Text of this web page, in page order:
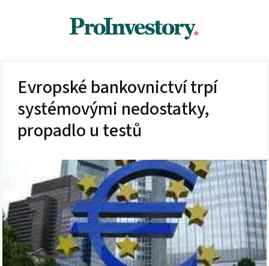
Evropské bankovnictví trpí
systémovými nedostatky,
propadlo u testů